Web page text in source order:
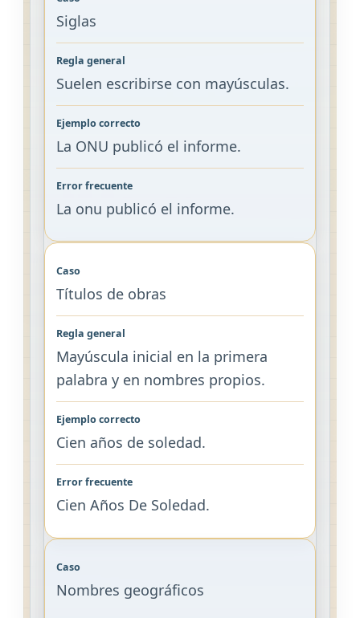
Siglas
Suelen escribirse con mayúsculas.
La ONU publicó el informe.
La onu publicó el informe.
Títulos de obras
Mayúscula inicial en la primera
palabra y en nombres propios.
Cien años de soledad.
Cien Años De Soledad.
Nombres geográficos